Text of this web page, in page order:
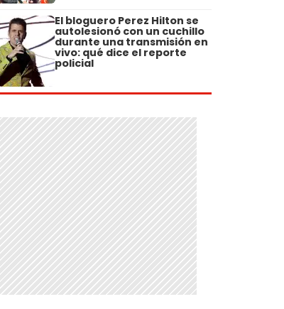
El bloguero Perez Hilton se
autolesionó con un cuchillo
durante una transmisión en
vivo: qué dice el reporte
policial